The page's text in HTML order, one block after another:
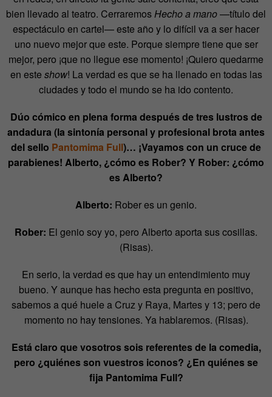
bien llevado al teatro. CerraremosHecho a mano—título del
espectáculo en cartel— este año y lo difícil va a ser hacer
uno nuevo mejor que este. Porque siempre tiene que ser
mejor, pero ¡que no llegue ese momento! ¡Quiero quedarme
en este show! La verdad es que se ha llenado en todas las
ciudades y todo el mundo se ha ido contento.
Dúo cómico en plena forma después de tres lustros de
andadura (la sintonía personal y profesional brota antes
del sello Pantomima Full)… ¡Vayamos con un cruce de
parabienes! Alberto, ¿cómo es Rober? Y Rober: ¿cómo
es Alberto?
Alberto: Rober es un genio.
Rober: El genio soy yo, pero Alberto aporta sus cosillas.
(Risas).
En serio, la verdad es que hay un entendimiento muy
bueno. Y aunque has hecho esta pregunta en positivo,
sabemos a qué huele a Cruz y Raya, Martes y 13; pero de
momento no hay tensiones. Ya hablaremos. (Risas).
Está claro que vosotros sois referentes de la comedia,
pero ¿quiénes son vuestros iconos? ¿En quiénes se
fija Pantomima Full?